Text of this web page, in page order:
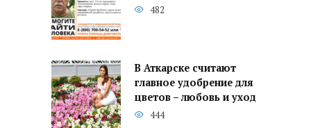
482
В Аткарске считают
главное удобрение для
цветов – любовь и уход
444